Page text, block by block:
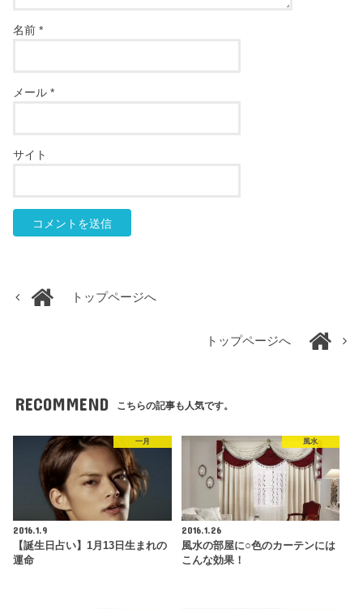
名前*
メール*
サイト
トップページへ
トップページへ
RECOMMEND こちらの記事も人気です。
一月
2016.1.9
【誕生日占い】1月13日生まれの
運命
風水
2016.1.26
風水の部屋に○色のカーテンには
こんな効果！